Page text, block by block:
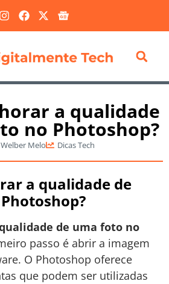
a qualidade
no Photoshop?
Welber Melo Dicas Tech
a qualidade de
de uma foto no
passo é abrir a imagem
O Photoshop oferece
que podem ser utilizadas